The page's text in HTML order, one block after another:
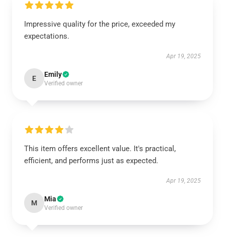
Impressive quality for the price, exceeded my
expectations.
Apr 19, 2025
E Emily
Verified owner
This item offers excellent value. It's practical,
efficient, and performs just as expected.
Apr 19, 2025
M Mia
Verified owner